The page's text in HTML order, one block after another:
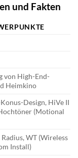
und Fakten
von High-End-
Heimkino
Design, HiVe II
(Motional
WT (Wireless
Install)